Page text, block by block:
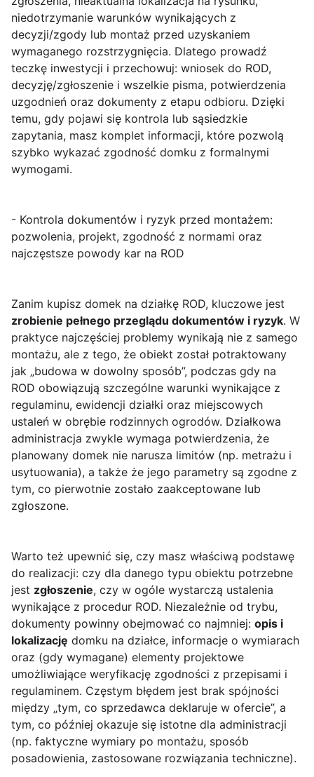
niedotrzymanie warunków wynikających z
decyzji/zgody lub montaż przed uzyskaniem
wymaganego rozstrzygnięcia. Dlatego prowadź
teczkę inwestycji i przechowuj: wniosek do ROD,
decyzję/zgłoszenie i wszelkie pisma, potwierdzenia
uzgodnień oraz dokumenty z etapu odbioru. Dzięki
temu, gdy pojawi się kontrola lub sąsiedzkie
zapytania, masz komplet informacji, które pozwolą
szybko wykazać zgodność domku z formalnymi
wymogami.
- Kontrola dokumentów i ryzyk przed montażem:
pozwolenia, projekt, zgodność z normami oraz
najczęstsze powody kar na ROD
Zanim kupisz domek na działkę ROD, kluczowe jest
zrobienie pełnego przeglądu dokumentów i ryzyk. W
praktyce najczęściej problemy wynikają nie z samego
montażu, ale z tego, że obiekt został potraktowany
jak „budowa w dowolny sposób”, podczas gdy na
ROD obowiązują szczególne warunki wynikające z
regulaminu, ewidencji działki oraz miejscowych
ustaleń w obrębie rodzinnych ogrodów. Działkowa
administracja zwykle wymaga potwierdzenia, że
planowany domek nie narusza limitów (np. metrażu i
usytuowania), a także że jego parametry są zgodne z
tym, co pierwotnie zostało zaakceptowane lub
zgłoszone.
Warto też upewnić się, czy masz właściwą podstawę
do realizacji: czy dla danego typu obiektu potrzebne
jest zgłoszenie, czy w ogóle wystarczą ustalenia
wynikające z procedur ROD. Niezależnie od trybu,
dokumenty powinny obejmować co najmniej: opis i
lokalizację domku na działce, informacje o wymiarach
oraz (gdy wymagane) elementy projektowe
umożliwiające weryfikację zgodności z przepisami i
regulaminem. Częstym błędem jest brak spójności
między „tym, co sprzedawca deklaruje w ofercie”, a
tym, co później okazuje się istotne dla administracji
(np. faktyczne wymiary po montażu, sposób
posadowienia, zastosowane rozwiązania techniczne).